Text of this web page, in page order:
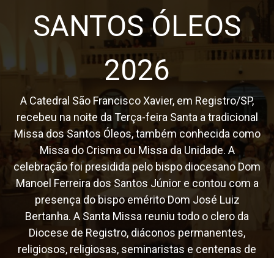
SANTOS ÓLEOS
2026
A Catedral São Francisco Xavier, em Registro/SP,
recebeu na noite da Terça-feira Santa a tradicional
Missa dos Santos Óleos, também conhecida como
Missa do Crisma ou Missa da Unidade. A
celebração foi presidida pelo bispo diocesano Dom
Manoel Ferreira dos Santos Júnior e contou com a
presença do bispo emérito Dom José Luiz
Bertanha. A Santa Missa reuniu todo o clero da
Diocese de Registro, diáconos permanentes,
religiosos, religiosas, seminaristas e centenas de